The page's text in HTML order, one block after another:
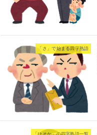
「さ」で始まる四字熟語
「ひそか」の四字熟語一覧